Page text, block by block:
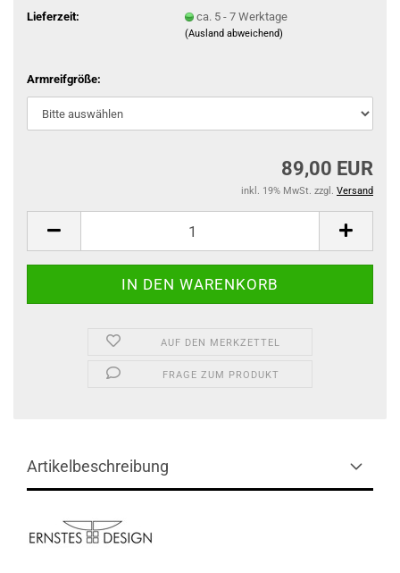
Lieferzeit:
ca. 5 - 7 Werktage
(Ausland abweichend)
Armreifgröße:
89,00 EUR
inkl. 19% MwSt. zzgl. Versand
AUF DEN MERKZETTEL
FRAGE ZUM PRODUKT
Artikelbeschreibung